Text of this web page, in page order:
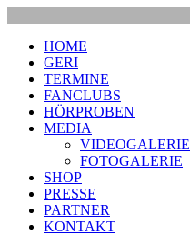
HOME
GERI
TERMINE
FANCLUBS
HÖRPROBEN
MEDIA
VIDEOGALERIE
FOTOGALERIE
SHOP
PRESSE
PARTNER
KONTAKT